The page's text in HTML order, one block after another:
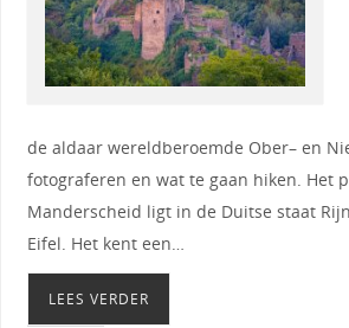
de aldaar wereldberoemde Ober– en
fotograferen en wat te gaan hiken. Het
Manderscheid ligt in de Duitse staat
Eifel. Het kent een…
LEES VERDER